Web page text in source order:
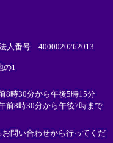
人番号 4000020262013
の1
8時30分から午後5時15分
前8時30分から午後7時まで
問い合わせから行ってくだ